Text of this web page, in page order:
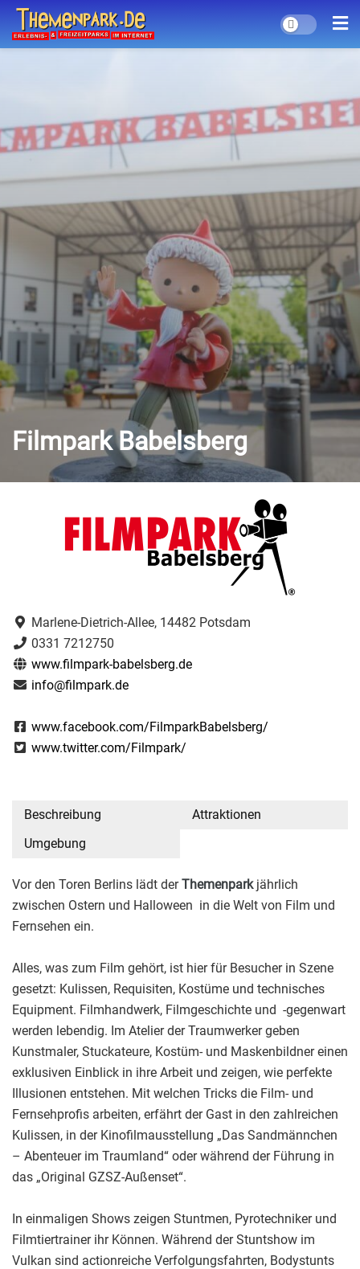
Filmpark Babelsberg
Marlene-Dietrich-Allee, 14482 Potsdam
0331 7212750
www.filmpark-babelsberg.de
info@filmpark.de
www.facebook.com/FilmparkBabelsberg/
www.twitter.com/Filmpark/
Beschreibung
Attraktionen
Umgebung
Vor den Toren Berlins lädt derThemenparkjährlich
zwischen Ostern und Halloween in die Welt von Film und
Fernsehen ein.
Alles, was zum Film gehört, ist hier für Besucher in Szene
gesetzt: Kulissen, Requisiten, Kostüme und technisches
Equipment. Filmhandwerk, Filmgeschichte und -gegenwart
werden lebendig. Im Atelier der Traumwerker geben
Kunstmaler, Stuckateure, Kostüm- und Maskenbildner einen
exklusiven Einblick in ihre Arbeit und zeigen, wie perfekte
Illusionen entstehen. Mit welchen Tricks die Film- und
Fernsehprofis arbeiten, erfährt der Gast in den zahlreichen
Kulissen, in der Kinofilmausstellung „Das Sandmännchen
– Abenteuer im Traumland“ oder während der Führung in
das „Original GZSZ-Außenset“.
In einmaligen Shows zeigen Stuntmen, Pyrotechniker und
Filmtiertrainer ihr Können. Während der Stuntshow im
Vulkan sind actionreiche Verfolgungsfahrten, Bodystunts